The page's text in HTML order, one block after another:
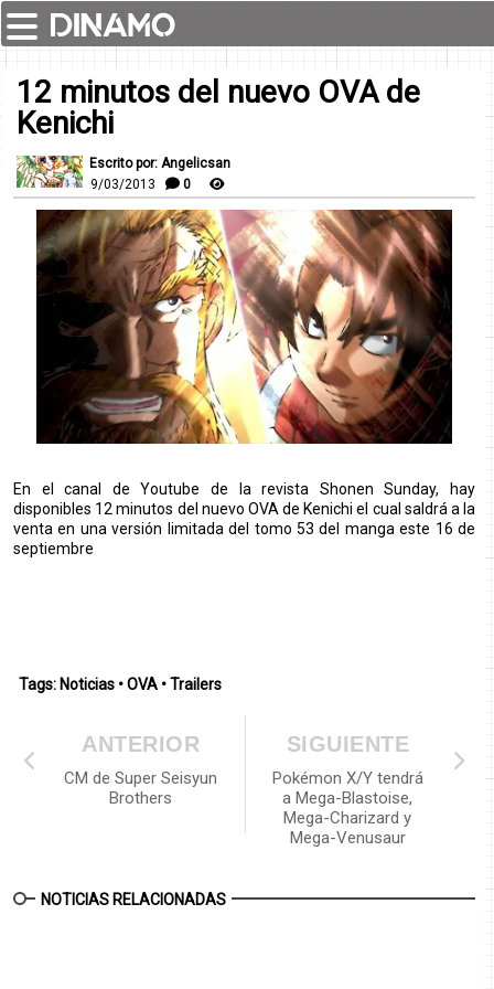
12 minutos del nuevo OVA de
Kenichi
Escrito por: Angelicsan
9/03/2013
0
En el canal de Youtube de la revista Shonen Sunday, hay
disponibles 12 minutos del nuevo OVA de Kenichi el cual saldrá a la
venta en una versión limitada del tomo 53 del manga este 16 de
septiembre
Tags: Noticias •OVA •Trailers
SIGUIENTE
Pokémon X/Y tendrá
a Mega-Blastoise,
Mega-Charizard y
Mega-Venusaur
ANTERIOR
CM de Super Seisyun
Brothers
NOTICIAS RELACIONADAS